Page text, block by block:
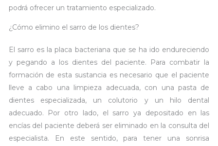
podrá ofrecer un tratamiento especializado.
¿Cómo elimino el sarro de los dientes?
El sarro es la placa bacteriana que se ha ido endureciendo
y pegando a los dientes del paciente. Para combatir la
formación de esta sustancia es necesario que el paciente
lleve a cabo una limpieza adecuada, con una pasta de
dientes especializada, un colutorio y un hilo dental
adecuado. Por otro lado, el sarro ya depositado en las
encías del paciente deberá ser eliminado en la consulta del
especialista. En este sentido, para tener una sonrisa